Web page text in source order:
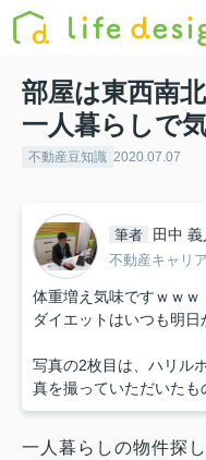
部屋は東西南
一人暮らしで
不動産豆知識 2020.07.07
筆者 田中 義
不動産キャリ
体重増え気味ですｗｗｗ
ダイエットはいつも明日
写真の2枚目は、ハリル
真を撮っていただいたも
一人暮らしの物件探